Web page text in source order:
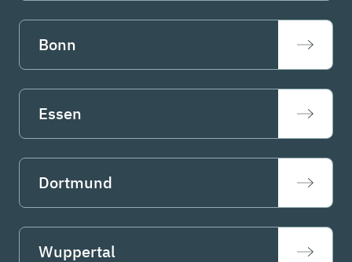
Bonn
Essen
Dortmund
Wuppertal